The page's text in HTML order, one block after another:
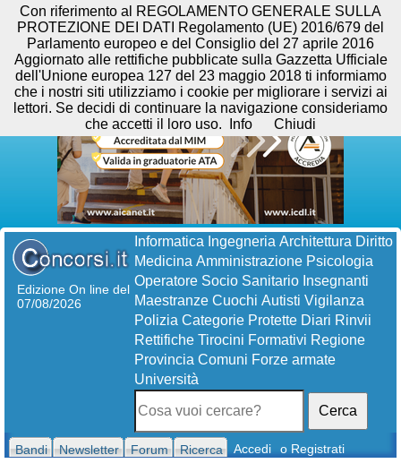
Edizione On line del
07/08/2026
Informatica Ingegneria Architettura Diritto
Medicina Amministrazione Psicologia
Operatore Socio Sanitario Insegnanti
Maestranze Cuochi Autisti Vigilanza
Polizia Categorie Protette Diari Rinvii
Rettifiche Tirocini Formativi Regione
Provincia Comuni Forze armate
Università
Cerca
Bandi Newsletter Forum Ricerca Accedi o Registrati
Con riferimento al REGOLAMENTO GENERALE SULLA
PROTEZIONE DEI DATI Regolamento (UE) 2016/679 del
Parlamento europeo e del Consiglio del 27 aprile 2016
Aggiornato alle rettifiche pubblicate sulla Gazzetta Ufficiale
dell'Unione europea 127 del 23 maggio 2018 ti informiamo
che i nostri siti utilizziamo i cookie per migliorare i servizi ai
lettori. Se decidi di continuare la navigazione consideriamo
che accetti il loro uso.
Info Chiudi